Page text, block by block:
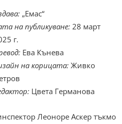
„Емас“
на публикуване: 28 март
г.
Ева Кънева
на корицата: Живко
Цвета Германова
Леоноре Аскер тъкмо